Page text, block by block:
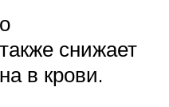
снижает
в крови.